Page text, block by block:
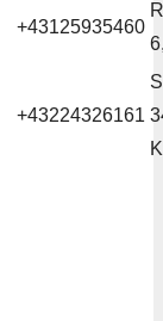
+43125935460
+43224326161